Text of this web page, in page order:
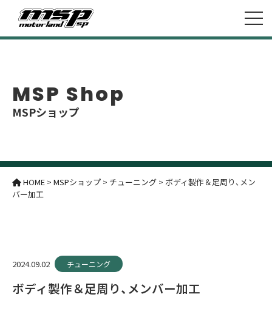
MSP Shop
MSPショップ
HOME > MSPショップ > チューニング > ボディ製作＆足周り、メン
バー加工
2024.09.02 チューニング
ボディ製作＆足周り、メンバー加工